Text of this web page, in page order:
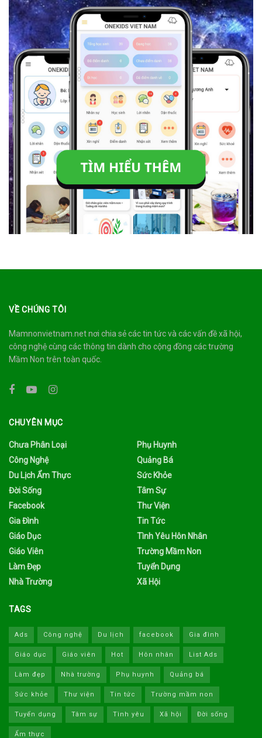
VỀ CHÚNG TÔI
Mamnonvietnam.net nơi chia sẻ các tin tức và các vấn đề xã hội,
công nghệ cùng các thông tin dành cho cộng đồng các trường
Mầm Non trên toàn quốc.
CHUYÊN MỤC
Chưa Phân Loại
Công Nghệ
Du Lịch Ẩm Thực
Đời Sống
Facebook
Gia Đình
Giáo Dục
Giáo Viên
Làm Đẹp
Nhà Trường
Phụ Huynh
Quảng Bá
Sức Khỏe
Tâm Sự
Thư Viện
Tin Tức
Tình Yêu Hôn Nhân
Trường Mầm Non
Tuyển Dụng
Xã Hội
TAGS
Ads Công nghệ Du lịch facebook Gia đình
Giáo dục Giáo viên Hot Hôn nhân List Ads
Làm đẹp Nhà trường Phụ huynh Quảng bá
Sức khỏe Thư viện Tin tức Trường mầm non
Tuyển dụng Tâm sự Tình yêu Xã hội Đời sống
Ẩm thực